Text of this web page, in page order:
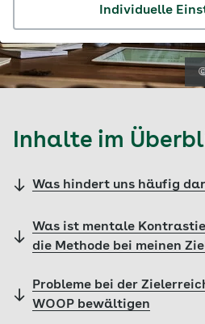
Individuelle
Inhalte im
Was hindert uns häufig
Was ist mentale
die Methode bei meinen
Probleme bei der
WOOP bewältigen